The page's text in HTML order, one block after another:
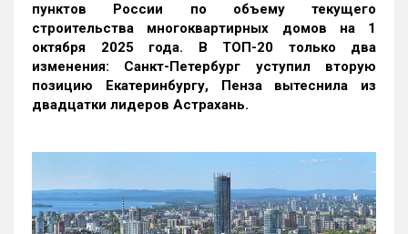
пунктов России по объему текущего
строительства многоквартирных домов на 1
октября 2025 года. В ТОП-20 только два
изменения: Санкт-Петербург уступил вторую
позицию Екатеринбургу, Пенза вытеснила из
двадцатки лидеров Астрахань.